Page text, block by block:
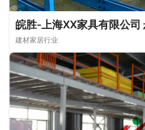
皖胜-上海XX家具有限公司
建材家居行业